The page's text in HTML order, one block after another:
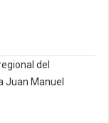
del
Juan Manuel